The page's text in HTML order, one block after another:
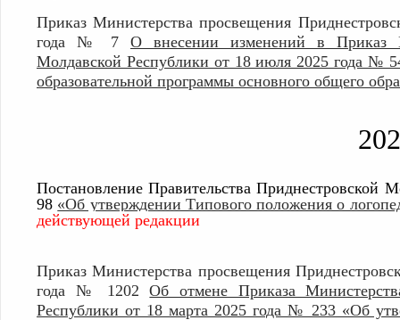
Приказ Министерства просвещения
года № 7 О внесении изменений в Приказ
Молдавской Республики от 18 июля 2025 года №
образовательной программы основного общего
Постановление Правительства Приднестровской
98 «Об утверждении Типового положения о
действующей редакции
Приказ Министерства просвещения
года № 1202Об отмене Приказа
Республики от 18 марта 2025 года № 233 «Об